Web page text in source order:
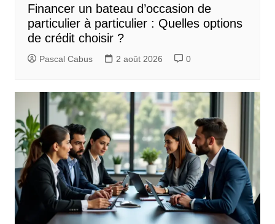
Financer un bateau d’occasion de
particulier à particulier : Quelles options
de crédit choisir ?
Pascal Cabus 2 août 2026 0